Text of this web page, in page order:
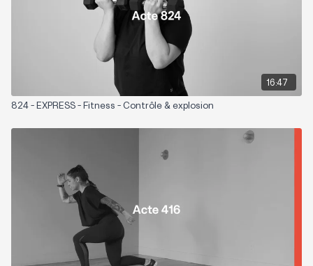
16:47
824 - EXPRESS - Fitness - Contrôle & explosion